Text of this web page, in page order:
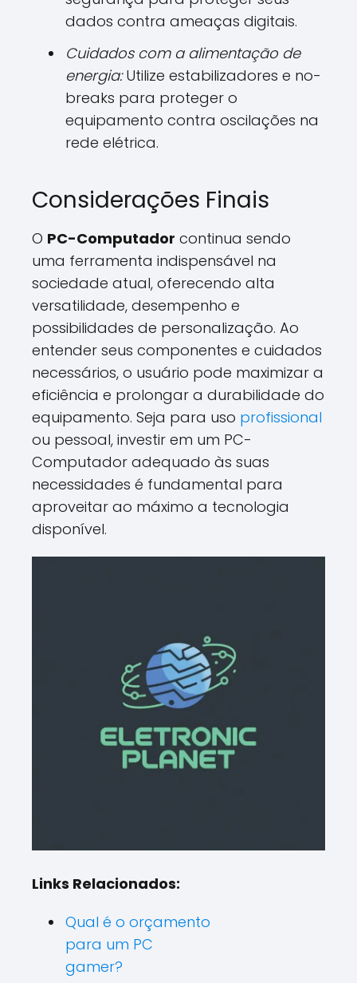
dados contra ameaças digitais.
Cuidados com a alimentação de
energia:Utilize estabilizadores e no-
breaks para proteger o
equipamento contra oscilações na
rede elétrica.
Considerações Finais
O PC-Computador continua sendo
uma ferramenta indispensável na
sociedade atual, oferecendo alta
versatilidade, desempenho e
possibilidades de personalização. Ao
entender seus componentes e cuidados
necessários, o usuário pode maximizar a
eficiência e prolongar a durabilidade do
equipamento. Seja para uso profissional
ou pessoal, investir em um PC-
Computador adequado às suas
necessidades é fundamental para
aproveitar ao máximo a tecnologia
disponível.
Links Relacionados:
Qual é o orçamento
para um PC
gamer?